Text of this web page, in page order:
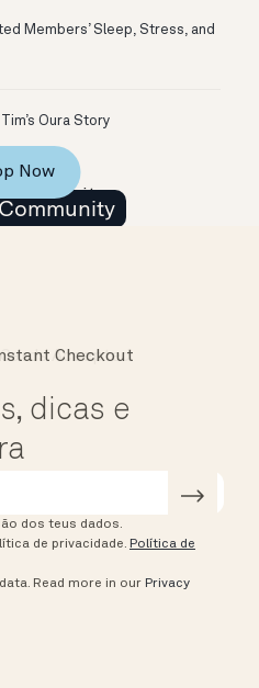
Members’ Sleep, Stress, and
Oura Story
Now
Checkout
dicas e
dos teus dados.
de privacidade. Política de
Read more in our Privacy